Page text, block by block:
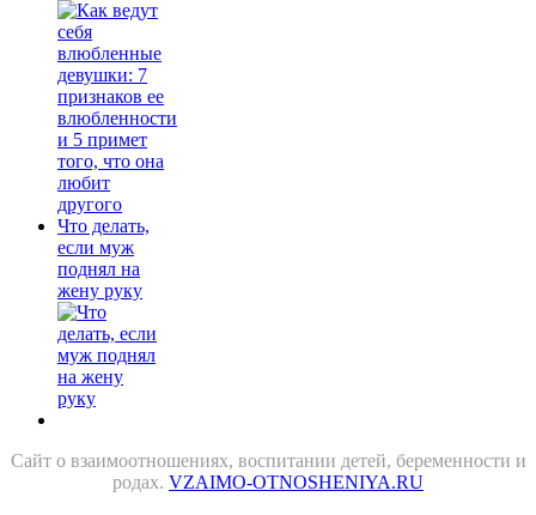
Что делать,
если муж
поднял на
жену руку
Сайт о взаимоотношениях, воспитании детей, беременности и
родах. VZAIMO-OTNOSHENIYA.RU